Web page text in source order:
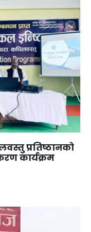
प्रतिष्ठानको
कार्यक्रम